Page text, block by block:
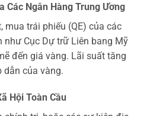
Các Ngân Hàng Trung Ương
mua trái phiếu (QE) của các
như Cục Dự trữ Liên bang Mỹ
đến giá vàng. Lãi suất tăng
của vàng.
Hội Toàn Cầu